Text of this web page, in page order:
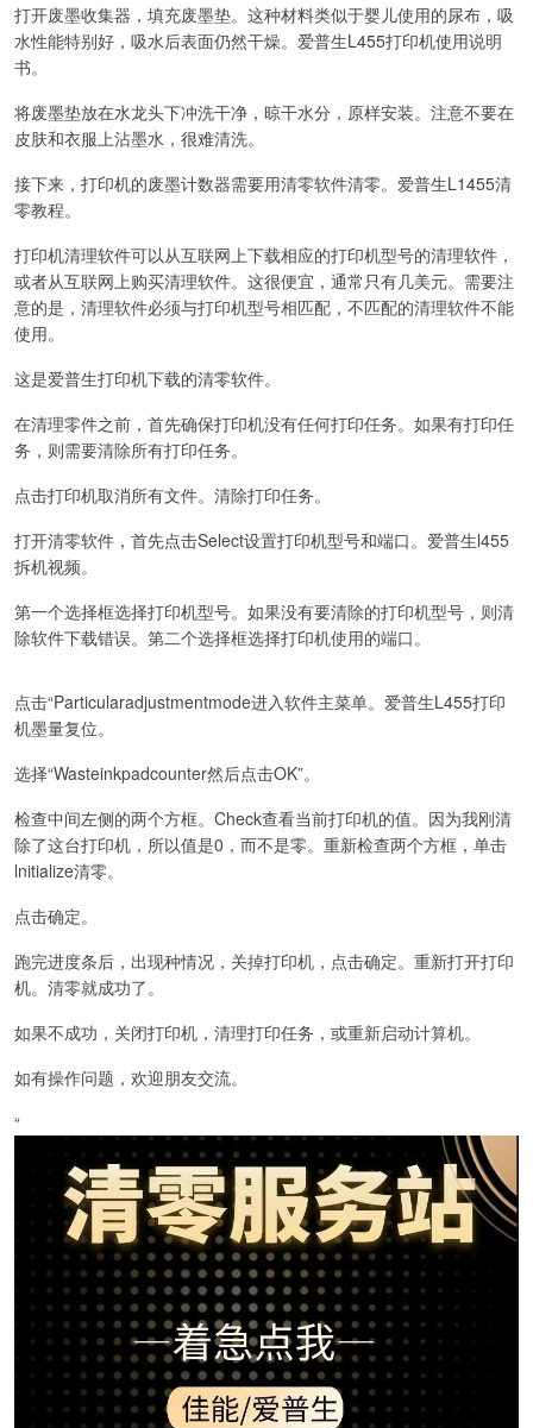
打开废墨收集器，填充废墨垫。这种材料类似于婴儿使用的尿布，吸
水性能特别好，吸水后表面仍然干燥。爱普生L455打印机使用说明
书。
将废墨垫放在水龙头下冲洗干净，晾干水分，原样安装。注意不要在
皮肤和衣服上沾墨水，很难清洗。
接下来，打印机的废墨计数器需要用清零软件清零。爱普生L1455清
零教程。
打印机清理软件可以从互联网上下载相应的打印机型号的清理软件，
或者从互联网上购买清理软件。这很便宜，通常只有几美元。需要注
意的是，清理软件必须与打印机型号相匹配，不匹配的清理软件不能
使用。
这是爱普生打印机下载的清零软件。
在清理零件之前，首先确保打印机没有任何打印任务。如果有打印任
务，则需要清除所有打印任务。
点击打印机取消所有文件。清除打印任务。
打开清零软件，首先点击Select设置打印机型号和端口。爱普生l455
拆机视频。
第一个选择框选择打印机型号。如果没有要清除的打印机型号，则清
除软件下载错误。第二个选择框选择打印机使用的端口。
点击“Particularadjustmentmode进入软件主菜单。爱普生L455打印
机墨量复位。
选择“Wasteinkpadcounter然后点击OK”。
检查中间左侧的两个方框。Check查看当前打印机的值。因为我刚清
除了这台打印机，所以值是0，而不是零。重新检查两个方框，单击
lnitialize清零。
点击确定。
跑完进度条后，出现种情况，关掉打印机，点击确定。重新打开打印
机。清零就成功了。
如果不成功，关闭打印机，清理打印任务，或重新启动计算机。
如有操作问题，欢迎朋友交流。
“